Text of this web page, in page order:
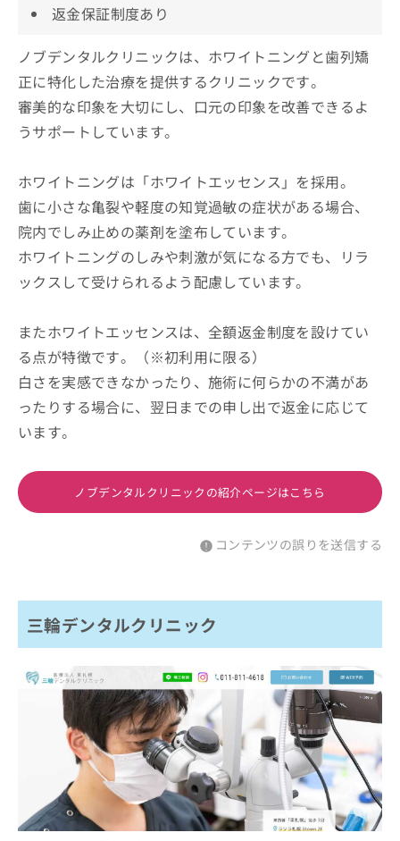
返金保証制度あり
ノブデンタルクリニックは、ホワイトニングと歯列矯
正に特化した治療を提供するクリニックです。
審美的な印象を大切にし、口元の印象を改善できるよ
うサポートしています。
ホワイトニングは「ホワイトエッセンス」を採用。
歯に小さな亀裂や軽度の知覚過敏の症状がある場合、
院内でしみ止めの薬剤を塗布しています。
ホワイトニングのしみや刺激が気になる方でも、リラ
ックスして受けられるよう配慮しています。
またホワイトエッセンスは、全額返金制度を設けてい
る点が特徴です。（※初利用に限る）
白さを実感できなかったり、施術に何らかの不満があ
ったりする場合に、翌日までの申し出で返金に応じて
います。
ノブデンタルクリニックの紹介ページはこちら
コンテンツの誤りを送信する
三輪デンタルクリニック